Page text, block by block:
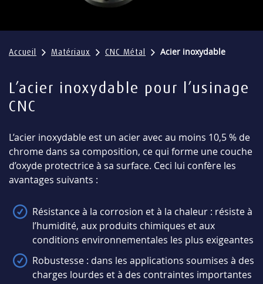
Accueil Matériaux CNC Métal Acier inoxydable
L’acier inoxydable pour l’usinage
CNC
L’acier inoxydable est un acier avec au moins 10,5 % de
chrome dans sa composition, ce qui forme une couche
d’oxyde protectrice à sa surface. Ceci lui confère les
avantages suivants :
Résistance à la corrosion et à la chaleur : résiste à
l’humidité, aux produits chimiques et aux
conditions environnementales les plus exigeantes
Robustesse : dans les applications soumises à des
charges lourdes et à des contraintes importantes